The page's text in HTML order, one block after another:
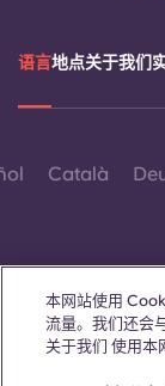
语言地点关于我们
Català
本网站使用
流量。我们还会
关于我们 使用本